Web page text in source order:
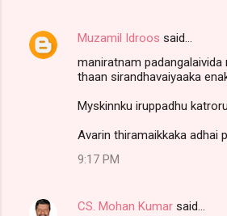
Muzamil Idroos said…
maniratnam padangalaivida
thaan sirandhavaiyaaka
Myskinnku iruppadhu
Avarin thiramaikkaka adhai
9:17 PM
CS. Mohan Kumar said…